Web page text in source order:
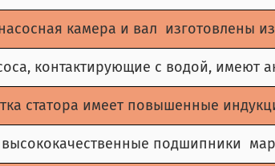
камера и вал изготовлены
контактирующие с водой,
статора имеет повышенные
подшипники